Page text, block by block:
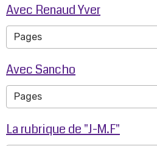
Avec Renaud Yver
Avec Sancho
La rubrique de "J-M.F"